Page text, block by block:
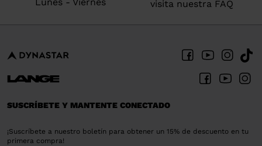
Lunes - Viernes
visita nuestra FAQ
SUSCRÍBETE Y MANTENTE CONECTADO
¡Suscríbete a nuestro boletín para obtener un 15% de descuento en tu
primera compra!